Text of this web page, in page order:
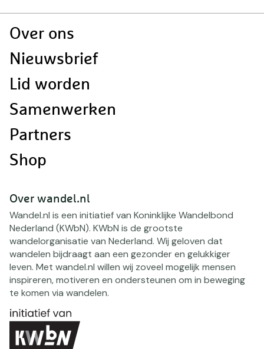
Doormat
Over ons
Nieuwsbrief
Lid worden
Samenwerken
Partners
Shop
Over wandel.nl
Wandel.nl is een initiatief van Koninklijke Wandelbond
Nederland (KWbN). KWbN is de grootste
wandelorganisatie van Nederland. Wij geloven dat
wandelen bijdraagt aan een gezonder en gelukkiger
leven. Met wandel.nl willen wij zoveel mogelijk mensen
inspireren, motiveren en ondersteunen om in beweging
te komen via wandelen.